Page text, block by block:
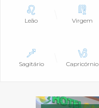
Leão Virgem
Sagitário Capricórnio